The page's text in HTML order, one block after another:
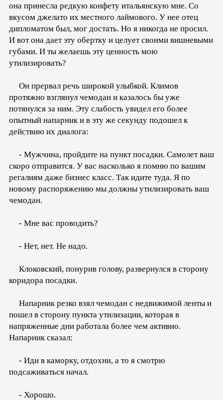
она принесла редкую конфету итальянскую мне. Со
вкусом джелато их местного лаймового. У нее отец
дипломатом был, мог достать. Но я никогда не просил.
И вот она дает эту обертку и целует своими вишневыми
губами. И ты желаешь эту ценность мою
утилизировать?
Он прервал речь широкой улыбкой. Климов
протяжно взглянул чемодан и казалось бы уже
потянулся за ним. Эту слабость увидел его более
опытный напарник и в эту же секунду подошел к
действию их диалога:
- Мужчина, пройдите на пункт посадки. Самолет ваш
скоро отправится. У вас насколько я помню по вашим
регалиям даже бизнес класс. Так идите туда. Я по
новому распоряжению мы должны утилизировать ваш
чемодан.
- Мне вас проводить?
- Нет, нет. Не надо.
Клоковский, понурив голову, развернулся в сторону
коридора посадки.
Напарник резко взял чемодан с недвижимой ленты и
пошел в сторону пункта утилизации, которая в
напряженные дни работала более чем активно.
Напарник сказал:
- Иди в каморку, отдохни, а то я смотрю
подсаживаться начал.
- Хорошо.